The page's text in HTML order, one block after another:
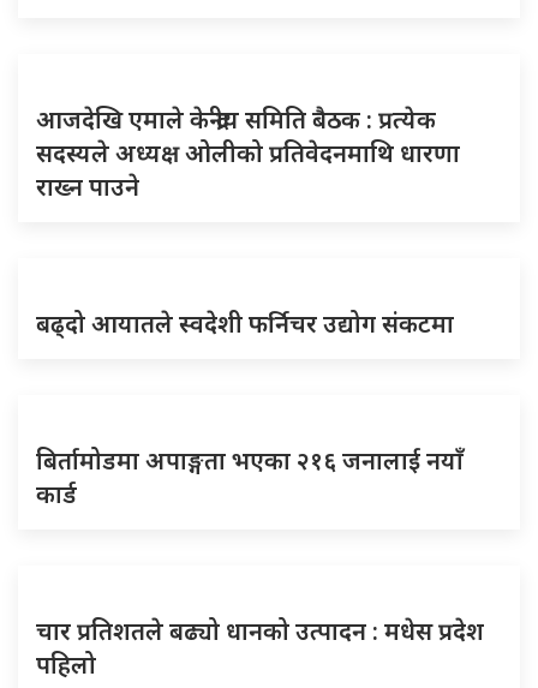
आजदेखि एमाले केन्द्रीय समिति बैठक : प्रत्येक
सदस्यले अध्यक्ष ओलीको प्रतिवेदनमाथि धारणा
राख्न पाउने
बढ्दो आयातले स्वदेशी फर्निचर उद्योग संकटमा
बिर्तामोडमा अपाङ्गता भएका २१६ जनालाई नयाँ
कार्ड
चार प्रतिशतले बढ्यो धानको उत्पादन : मधेस प्रदेश
पहिलो